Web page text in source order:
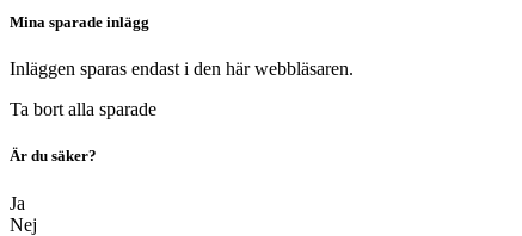
Mina sparade inlägg
Inläggen sparas endast i den här webbläsaren.
Ta bort alla sparade
Är du säker?
Ja
Nej